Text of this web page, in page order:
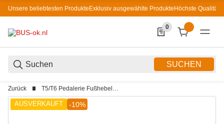
Unsere beliebtesten ProdukteExklusiv ausgewählte ProdukteHöchste Qualität
SUCHEN
0
0 Produkte in der
Zurück T5/T6 Pedalerie Fußhebelwerk
AUSVERKAUFT -10%